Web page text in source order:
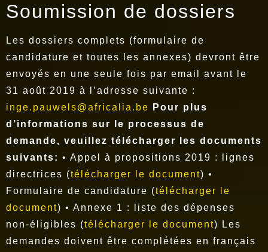
Soumission de dossiers
Les dossiers complets (formulaire de
candidature et toutes les annexes) devront être
envoyés en une seule fois par email avant le
31 août 2019 à l’adresse suivante :
inge.pauwels@africalia.be
Pour plus
d’informations sur le processus de
demande, veuillez télécharger les documents
suivants: • Appel à propositions 2019 : lignes
directrices (télécharger le document) •
Formulaire de candidature (télécharger le
document) • Annexe 1 : liste des dépenses
non-éligibles (télécharger le document) Les
demandes doivent être complétées en français